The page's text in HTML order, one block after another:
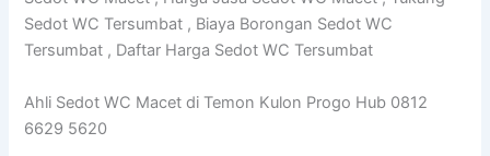
Sedot WC Tersumbat , Biaya Borongan Sedot WC
Tersumbat , Daftar Harga Sedot WC Tersumbat
Ahli Sedot WC Macet di Temon Kulon Progo Hub 0812
6629 5620